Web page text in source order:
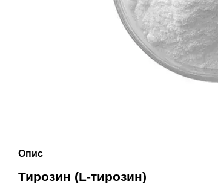
Опис
Тирозин (L-тирозин)